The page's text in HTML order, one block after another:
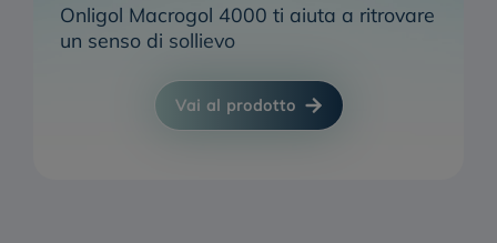
Onligol Macrogol 4000 ti aiuta a ritrovare
un senso di sollievo
Vai al prodotto